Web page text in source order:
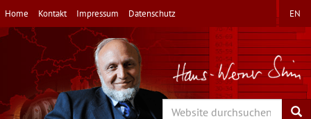
Direkt
zum
Inhalt
Home Kontakt Impressum Datenschutz EN
Search